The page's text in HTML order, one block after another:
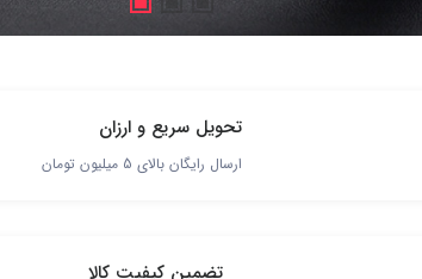
تحویل سریع و ارزان
ارسال رایگان بالای 5 میلیون تومان